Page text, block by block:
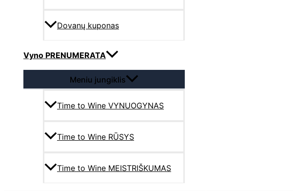
Dovanų kuponas
Vyno PRENUMERATA
Meniu jungiklis
Time to Wine VYNUOGYNAS
Time to Wine RŪSYS
Time to Wine MEISTRIŠKUMAS